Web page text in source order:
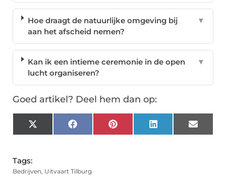
Hoe draagt de natuurlijke omgeving bij
aan het afscheid nemen?
▼
Kan ik een intieme ceremonie in de open
lucht organiseren?
▼
Goed artikel? Deel hem dan op:
X
(Twitter)
FacebookPinterest LinkedIn Email
Tags:
Bedrijven, Uitvaart Tilburg